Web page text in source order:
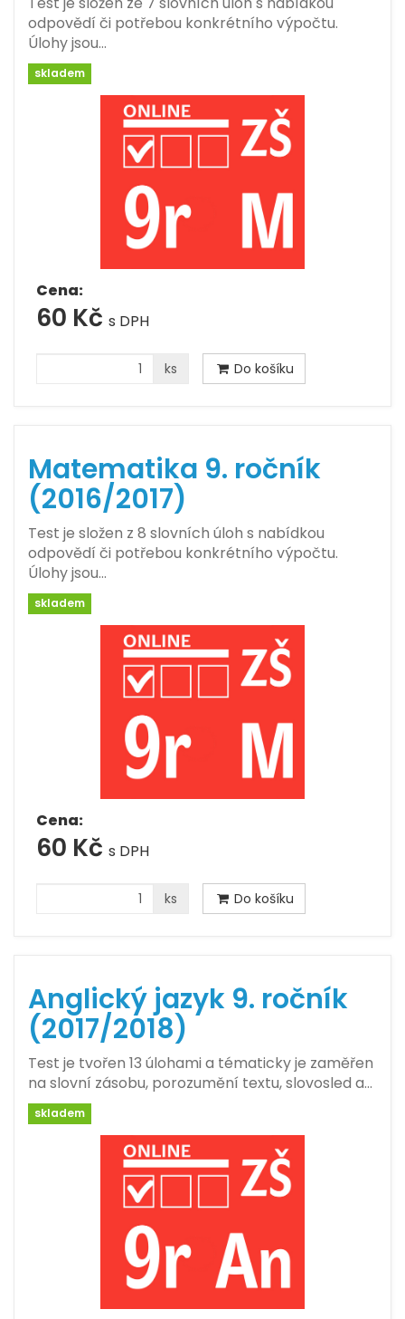
odpovědí či potřebou konkrétního výpočtu.
Úlohy jsou…
skladem
Cena:
60 Kč s DPH
ks Do košíku
Matematika 9. ročník
(2016/2017)
Test je složen z 8 slovních úloh s nabídkou
odpovědí či potřebou konkrétního výpočtu.
Úlohy jsou…
skladem
Cena:
60 Kč s DPH
ks Do košíku
Anglický jazyk 9. ročník
(2017/2018)
Test je tvořen 13 úlohami a tématicky je zaměřen
na slovní zásobu, porozumění textu, slovosled a…
skladem